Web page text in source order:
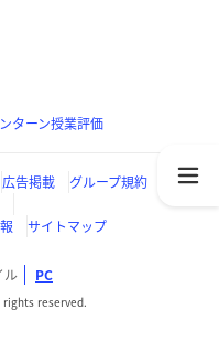
ターン授業評価
広告掲載
グループ規約
サイトマップ
ル PC
reserved.